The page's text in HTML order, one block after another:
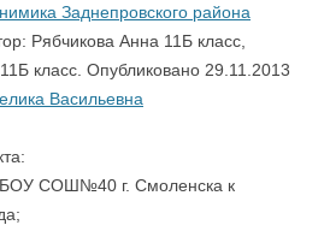
Заднепровского района
Рябчикова Анна 11Б класс,
класс. Опубликовано 29.11.2013
Васильевна
СОШ№40 г. Смоленска к